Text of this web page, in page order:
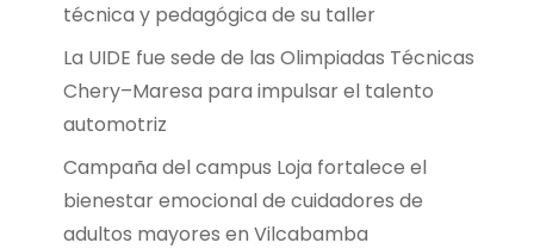
técnica y pedagógica de su taller
La UIDE fue sede de las Olimpiadas Técnicas
Chery–Maresa para impulsar el talento
automotriz
Campaña del campus Loja fortalece el
bienestar emocional de cuidadores de
adultos mayores en Vilcabamba